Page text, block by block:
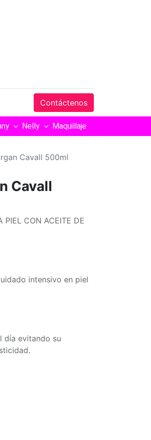
Contáctenos
Nelly Maquillaje
Cavall 500ml
Cavall
PIEL CON ACEITE DE
intensivo en piel
día evitando su